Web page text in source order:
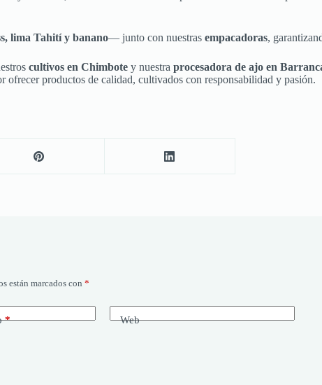
lima Tahití y banano— junto con nuestras empacadoras,
cultivos en Chimbote y nuestra procesadora de ajo en
productos de calidad, cultivados con responsabilidad y pasión.
están marcados con *
* Web